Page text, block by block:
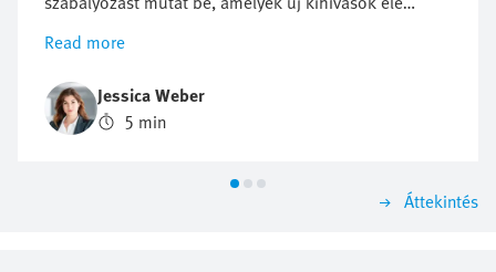
állítják a vállalatokat, de egyben innovációs és
növekedési lehetőségeket is kínálnak. Tudja meg,
hogy a fenntarthatóság proaktív megközelítése miért
lehet kulcsfontosságú a jövőbeli üzleti siker
szempontjából.
Read more
Jessica Weber
5 min
Áttekintés